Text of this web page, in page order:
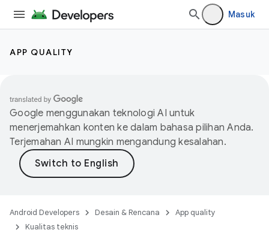
Masuk
APP QUALITY
Google menggunakan teknologi AI untuk
menerjemahkan konten ke dalam bahasa pilihan Anda.
Terjemahan AI mungkin mengandung kesalahan.
Android Developers Desain & Rencana
App quality
Kualitas teknis